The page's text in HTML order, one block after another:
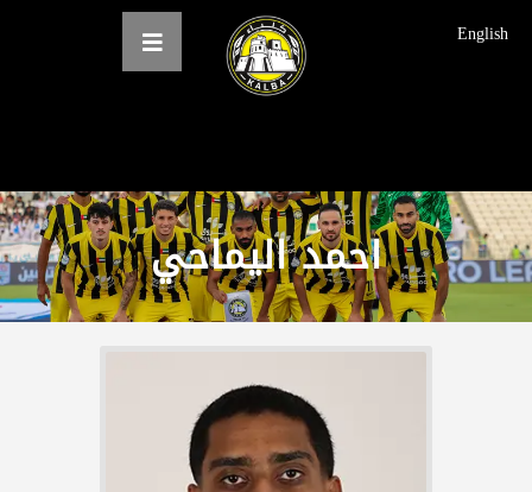
English
احمد الیماحي
الرئيسية
عن النادي
فرق النادي
الاخبار